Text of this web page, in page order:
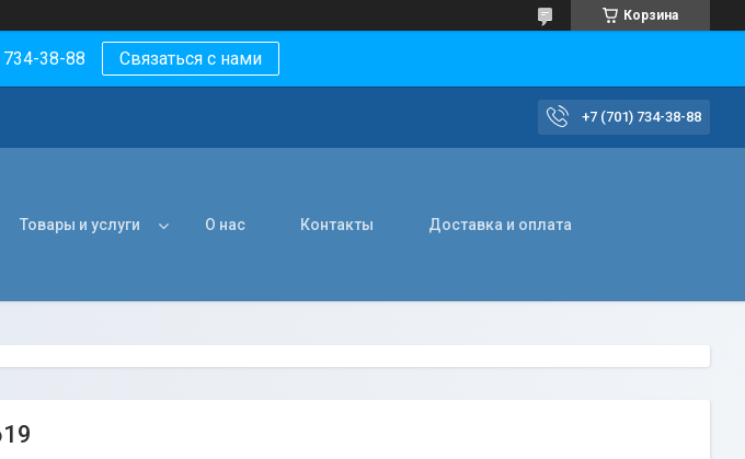
Корзина
734-38-88 Связаться с нами
+7 (701) 734-38-88
Товары и услуги О нас Контакты Доставка и оплата